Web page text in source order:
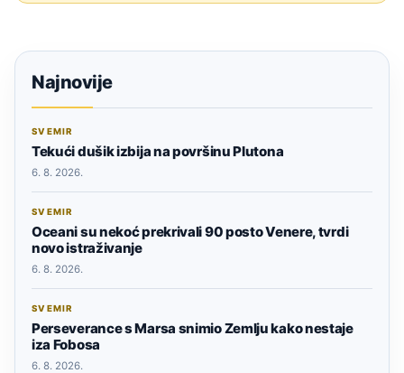
Najnovije
SVEMIR
Tekući dušik izbija na površinu Plutona
6. 8. 2026.
SVEMIR
Oceani su nekoć prekrivali 90 posto Venere, tvrdi
novo istraživanje
6. 8. 2026.
SVEMIR
Perseverance s Marsa snimio Zemlju kako nestaje
iza Fobosa
6. 8. 2026.